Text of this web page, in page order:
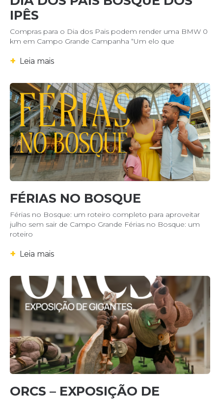
IPÊS
Compras para o Dia dos Pais podem render uma BMW 0
km em Campo Grande Campanha “Um elo que
+ Leia mais
FÉRIAS NO BOSQUE
Férias no Bosque: um roteiro completo para aproveitar
julho sem sair de Campo Grande Férias no Bosque: um
roteiro
+ Leia mais
ORCS – EXPOSIÇÃO DE